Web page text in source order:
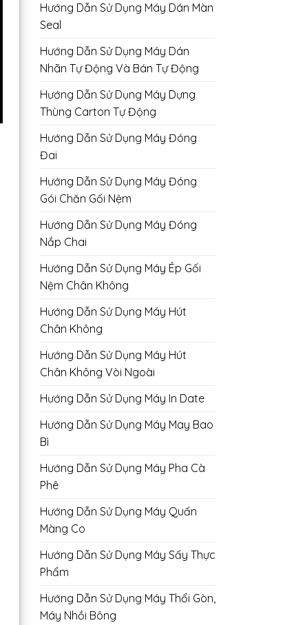
Hướng Dẫn Sử Dụng Máy Dán Màn
Seal
Hướng Dẫn Sử Dụng Máy Dán
Nhãn Tự Động Và Bán Tự Động
Hướng Dẫn Sử Dụng Máy Dựng
Thùng Carton Tự Động
Hướng Dẫn Sử Dụng Máy Đóng
Đai
Hướng Dẫn Sử Dụng Máy Đóng
Gói Chăn Gối Nệm
Hướng Dẫn Sử Dụng Máy Đóng
Nắp Chai
Hướng Dẫn Sử Dụng Máy Ép Gối
Nệm Chân Không
Hướng Dẫn Sử Dụng Máy Hút
Chân Không
Hướng Dẫn Sử Dụng Máy Hút
Chân Không Vòi Ngoài
Hướng Dẫn Sử Dụng Máy In Date
Hướng Dẫn Sử Dụng Máy May Bao
Bì
Hướng Dẫn Sử Dụng Máy Pha Cà
Phê
Hướng Dẫn Sử Dụng Máy Quấn
Màng Co
Hướng Dẫn Sử Dụng Máy Sấy Thực
Phẩm
Hướng Dẫn Sử Dụng Máy Thổi Gòn,
Máy Nhồi Bông